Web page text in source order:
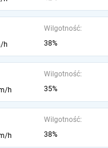
h
Wilgotność:
38%
h
Wilgotność:
35%
h
Wilgotność:
38%